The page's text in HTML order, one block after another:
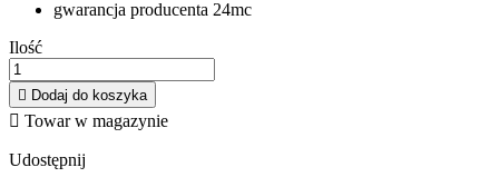
gwarancja producenta 24mc
Ilość
 Dodaj do koszyka
 Towar w magazynie
Udostępnij